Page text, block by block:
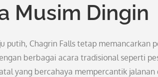
Musim Dingin
putih, Chagrin Falls tetap memancarkan
berbagai acara tradisional seperti
yang bercahaya mempercantik